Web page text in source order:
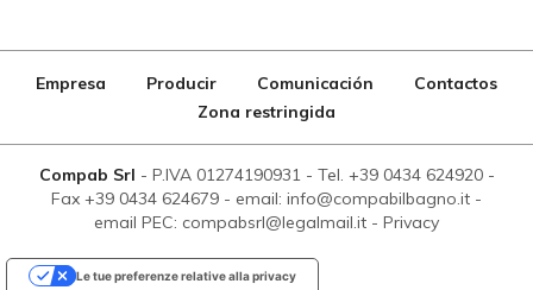
Empresa Producir Comunicación
Contactos
Zona restringida
Compab Srl - P.IVA 01274190931- Tel. +39 0434 624920-
Fax +39 0434 624679 - email: info@compabilbagno.it -
email PEC: compabsrl@legalmail.it - Privacy
Le tue preferenze relative alla privacy